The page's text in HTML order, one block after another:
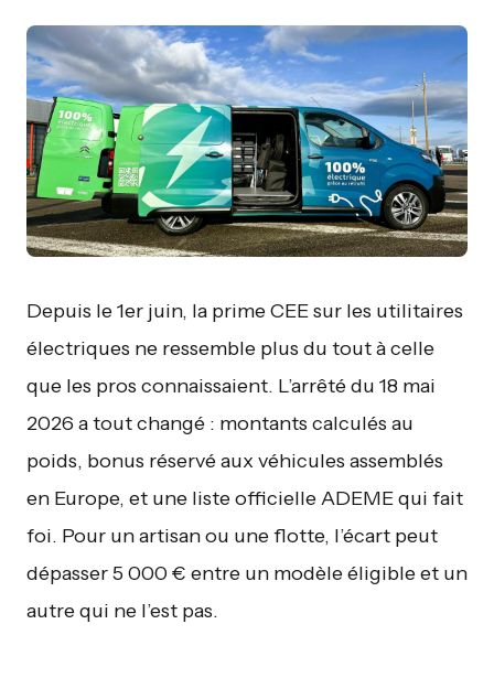
Depuis le 1er juin, la prime CEE sur les utilitaires
électriques ne ressemble plus du tout à celle
que les pros connaissaient. L’arrêté du 18 mai
2026 a tout changé : montants calculés au
poids, bonus réservé aux véhicules assemblés
en Europe, et une liste officielle ADEME qui fait
foi. Pour un artisan ou une flotte, l’écart peut
dépasser 5 000 € entre un modèle éligible et un
autre qui ne l’est pas.